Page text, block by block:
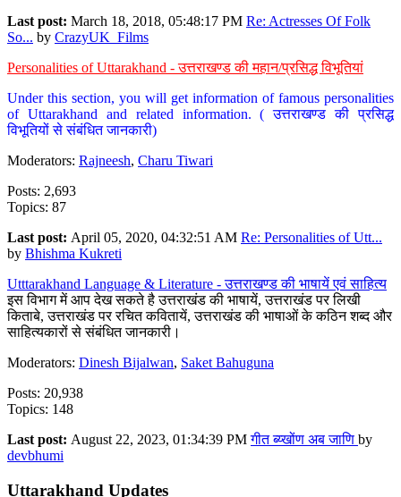
Last post: March 18, 2018, 05:48:17 PM Re: Actresses Of Folk
So... by CrazyUK_Films
Personalities of Uttarakhand - उत्तराखण्ड की महान/प्रसिद्ध विभूतियां
Under this section, you will get information of famous personalities
of Uttarakhand and related information. ( उत्तराखण्ड की प्रसिद्ध
विभूतियों से संबंधित जानकारी)
Moderators: Rajneesh, Charu Tiwari
Posts: 2,693
Topics: 87
Last post: April 05, 2020, 04:32:51 AM Re: Personalities of Utt...
by Bhishma Kukreti
Utttarakhand Language & Literature - उत्तराखण्ड की भाषायें एवं साहित्य
इस विभाग में आप देख सकते है उत्तराखंड की भाषायें, उत्तराखंड पर लिखी
किताबे, उत्तराखंड पर रचित कवितायें, उत्तराखंड की भाषाओं के कठिन शब्द और
साहित्यकारों से संबंधित जानकारी।
Moderators: Dinesh Bijalwan, Saket Bahuguna
Posts: 20,938
Topics: 148
Last post: August 22, 2023, 01:34:39 PMगीत ब्य्खोंण अब जाणि by
devbhumi
Uttarakhand Updates